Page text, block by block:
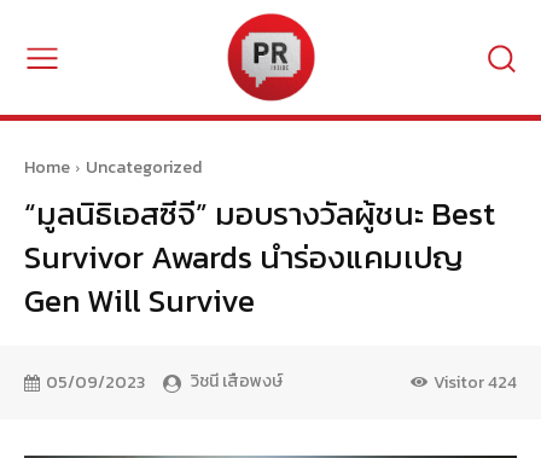
Home Uncategorized
“มูลนิธิเอสซีจี” มอบรางวัลผู้ชนะ Best
Survivor Awards นำร่องแคมเปญ
Gen Will Survive
05/09/2023 วิชนี เสือพงษ์ Visitor424